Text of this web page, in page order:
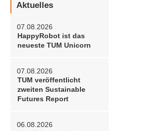
Aktuelles
07.08.2026
HappyRobot ist das
neueste TUM Unicorn
07.08.2026
TUM veröffentlicht
zweiten Sustainable
Futures Report
06.08.2026